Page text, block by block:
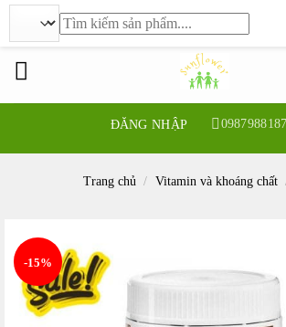
ĐĂNG NHẬP 0987988187
Tìm
kiếm:
Trang chủ / Vitamin và khoáng chất
-15%